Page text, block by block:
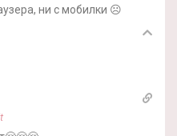
ни с мобилки ☹️